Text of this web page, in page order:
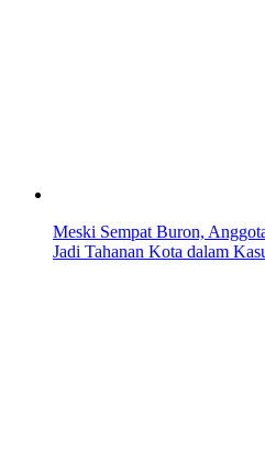
Meski Sempat Buron,
Jadi Tahanan Kota dalam